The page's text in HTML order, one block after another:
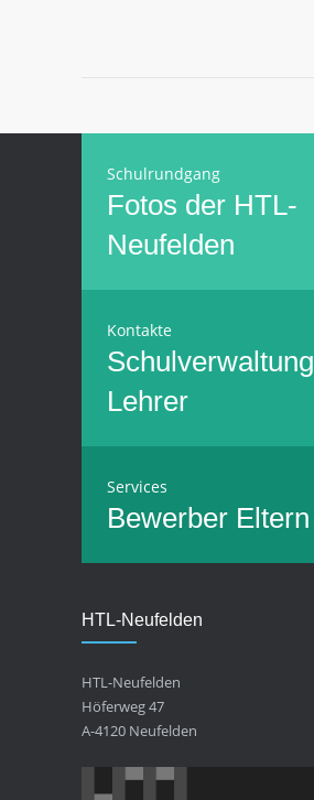
Schulrundgang
Fotos der HTL-
Neufelden
Kontakte
Schulverwaltung
Lehrer
Services
Bewerber Eltern
HTL-Neufelden
HTL-Neufelden
Höferweg 47
A-4120 Neufelden